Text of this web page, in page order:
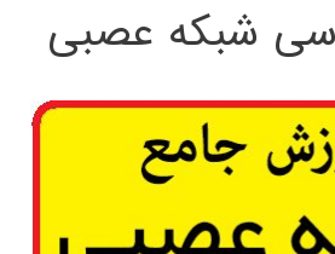
شبکه عصبی